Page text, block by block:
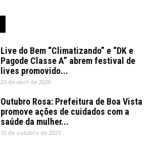
Live do Bem “Climatizando” e “DK e
Pagode Classe A” abrem festival de
lives promovido...
25 de abril de 2020
Outubro Rosa: Prefeitura de Boa Vista
promove ações de cuidados com a
saúde da mulher...
10 de outubro de 2023